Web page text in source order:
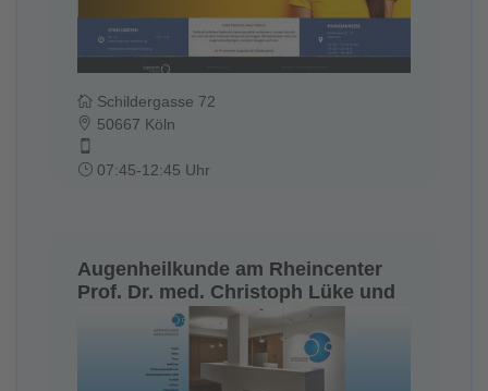
Schildergasse 72
50667 Köln
07:45-12:45 Uhr
Augenheilkunde am Rheincenter
Prof. Dr. med. Christoph Lüke und